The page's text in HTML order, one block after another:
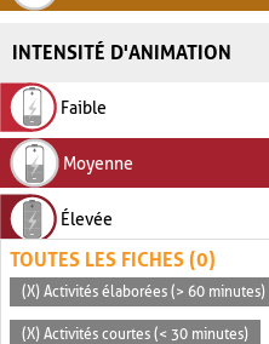
INTENSITÉ D'ANIMATION
Faible
Moyenne
Élevée
TOUTES LES FICHES (0)
(X) Activités élaborées (> 60 minutes)
(X) Activités courtes (< 30 minutes)